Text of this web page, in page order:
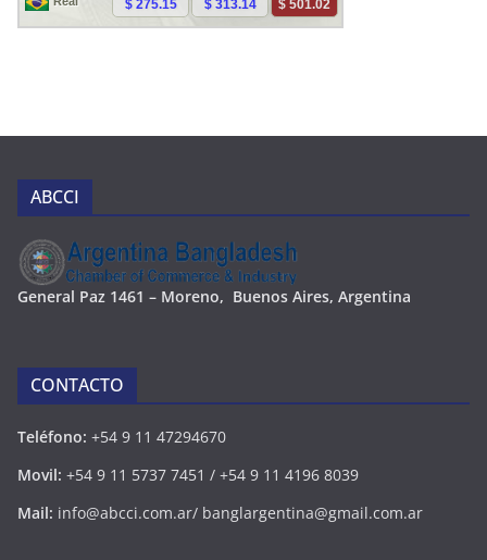
ABCCI
General Paz 1461 – Moreno, Buenos Aires, Argentina
CONTACTO
Teléfono: +54 9 11 47294670
Movil: +54 9 11 5737 7451 / +54 9 11 4196 8039
Mail: info@abcci.com.ar/ banglargentina@gmail.com.ar